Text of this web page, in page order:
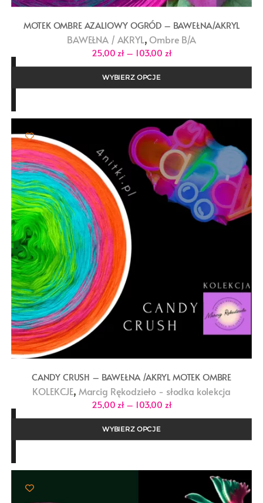
MOTEK OMBRE AZALIOWY OGRÓD – BAWEŁNA/AKRYL
BAWEŁNA / AKRYL, Ombre B/A
25,00 zł – 103,00 złZakres
cen:
od
do
WYBIERZ OPCJE
CANDY CRUSH – BAWEŁNA /AKRYL MOTEK OMBRE
KOLEKCJE, Marcig Rękodzieło - słodka kolekcja
25,00 zł – 103,00 złZakres
od
do
WYBIERZ OPCJE